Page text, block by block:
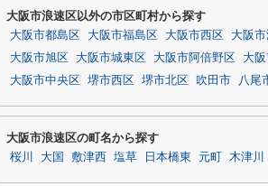
大阪市浪速区以外の市区町村から探す
大阪市都島区 大阪市福島区 大阪市西区 大阪市
大阪市旭区
大阪市城東区 大阪市阿倍野区 大
大阪市中央区
堺市西区 堺市北区 吹田市 八尾
大阪市浪速区の町名から探す
桜川 大国 敷津西 塩草 日本橋東 元町 木津川